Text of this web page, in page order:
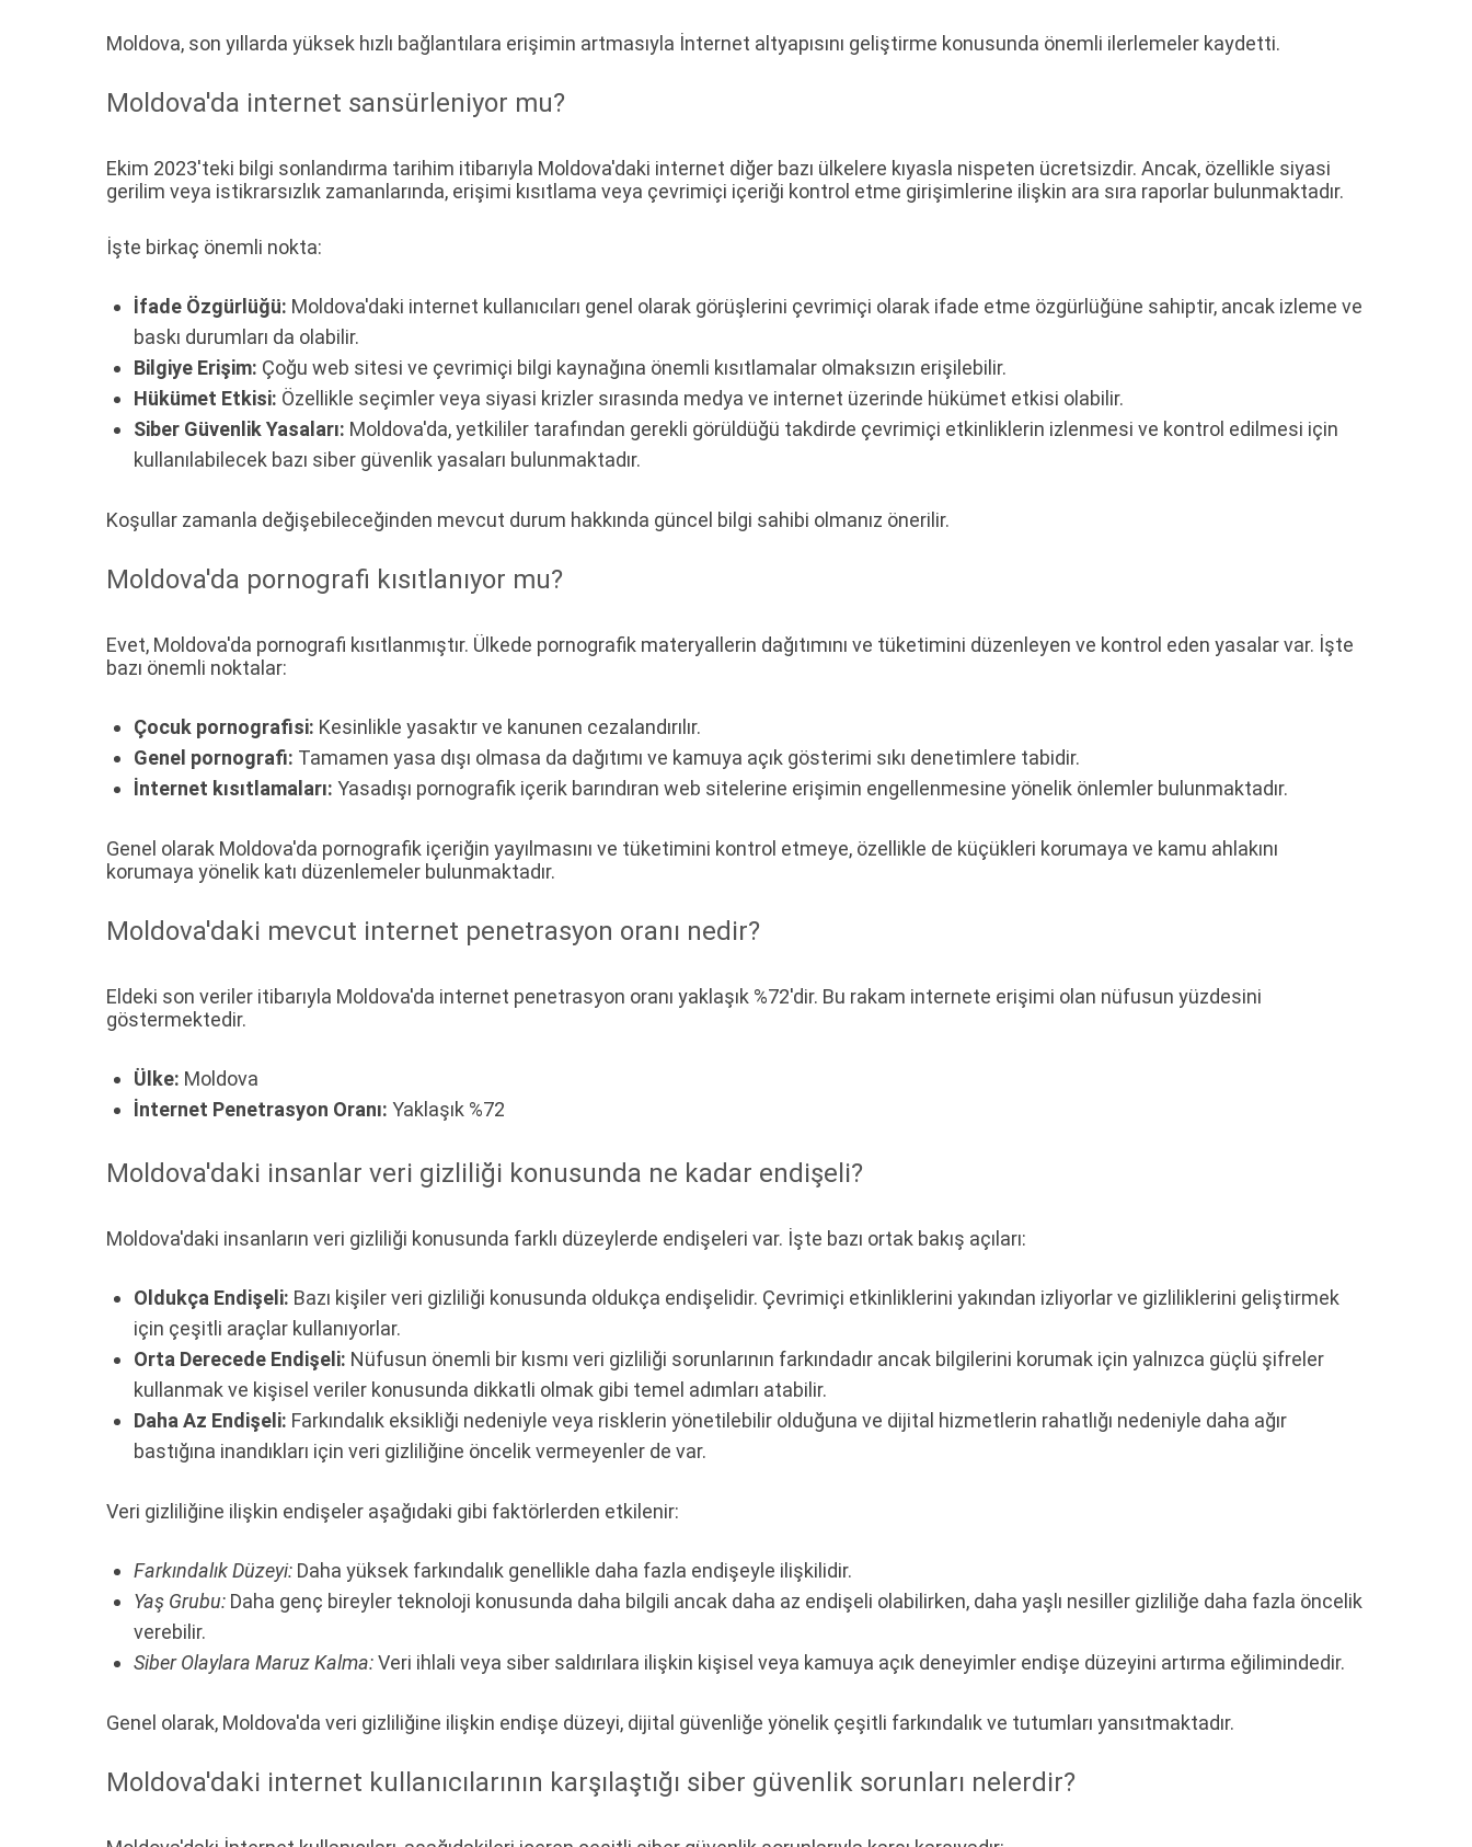
Moldova, son yıllarda yüksek hızlı bağlantılara erişimin artmasıyla İnternet altyapısını geliştirme konusunda önemli ilerlemeler kaydetti.
Moldova'da internet sansürleniyor mu?
Ekim 2023'teki bilgi sonlandırma tarihim itibarıyla Moldova'daki internet diğer bazı ülkelere kıyasla nispeten ücretsizdir. Ancak, özellikle siyasi
gerilim veya istikrarsızlık zamanlarında, erişimi kısıtlama veya çevrimiçi içeriği kontrol etme girişimlerine ilişkin ara sıra raporlar bulunmaktadır.
İşte birkaç önemli nokta:
İfade Özgürlüğü: Moldova'daki internet kullanıcıları genel olarak görüşlerini çevrimiçi olarak ifade etme özgürlüğüne sahiptir, ancak izleme ve
baskı durumları da olabilir.
Bilgiye Erişim: Çoğu web sitesi ve çevrimiçi bilgi kaynağına önemli kısıtlamalar olmaksızın erişilebilir.
Hükümet Etkisi: Özellikle seçimler veya siyasi krizler sırasında medya ve internet üzerinde hükümet etkisi olabilir.
Siber Güvenlik Yasaları: Moldova'da, yetkililer tarafından gerekli görüldüğü takdirde çevrimiçi etkinliklerin izlenmesi ve kontrol edilmesi için
kullanılabilecek bazı siber güvenlik yasaları bulunmaktadır.
Koşullar zamanla değişebileceğinden mevcut durum hakkında güncel bilgi sahibi olmanız önerilir.
Moldova'da pornografi kısıtlanıyor mu?
Evet, Moldova'da pornografi kısıtlanmıştır. Ülkede pornografik materyallerin dağıtımını ve tüketimini düzenleyen ve kontrol eden yasalar var. İşte
bazı önemli noktalar:
Çocuk pornografisi: Kesinlikle yasaktır ve kanunen cezalandırılır.
Genel pornografi: Tamamen yasa dışı olmasa da dağıtımı ve kamuya açık gösterimi sıkı denetimlere tabidir.
İnternet kısıtlamaları: Yasadışı pornografik içerik barındıran web sitelerine erişimin engellenmesine yönelik önlemler bulunmaktadır.
Genel olarak Moldova'da pornografik içeriğin yayılmasını ve tüketimini kontrol etmeye, özellikle de küçükleri korumaya ve kamu ahlakını
korumaya yönelik katı düzenlemeler bulunmaktadır.
Moldova'daki mevcut internet penetrasyon oranı nedir?
Eldeki son veriler itibarıyla Moldova'da internet penetrasyon oranı yaklaşık %72'dir. Bu rakam internete erişimi olan nüfusun yüzdesini
göstermektedir.
Ülke: Moldova
İnternet Penetrasyon Oranı: Yaklaşık %72
Moldova'daki insanlar veri gizliliği konusunda ne kadar endişeli?
Moldova'daki insanların veri gizliliği konusunda farklı düzeylerde endişeleri var. İşte bazı ortak bakış açıları:
Oldukça Endişeli: Bazı kişiler veri gizliliği konusunda oldukça endişelidir. Çevrimiçi etkinliklerini yakından izliyorlar ve gizliliklerini geliştirmek
için çeşitli araçlar kullanıyorlar.
Orta Derecede Endişeli: Nüfusun önemli bir kısmı veri gizliliği sorunlarının farkındadır ancak bilgilerini korumak için yalnızca güçlü şifreler
kullanmak ve kişisel veriler konusunda dikkatli olmak gibi temel adımları atabilir.
Daha Az Endişeli: Farkındalık eksikliği nedeniyle veya risklerin yönetilebilir olduğuna ve dijital hizmetlerin rahatlığı nedeniyle daha ağır
bastığına inandıkları için veri gizliliğine öncelik vermeyenler de var.
Veri gizliliğine ilişkin endişeler aşağıdaki gibi faktörlerden etkilenir:
Farkındalık Düzeyi: Daha yüksek farkındalık genellikle daha fazla endişeyle ilişkilidir.
Yaş Grubu: Daha genç bireyler teknoloji konusunda daha bilgili ancak daha az endişeli olabilirken, daha yaşlı nesiller gizliliğe daha fazla öncelik
verebilir.
Siber Olaylara Maruz Kalma:Veri ihlali veya siber saldırılara ilişkin kişisel veya kamuya açık deneyimler endişe düzeyini artırma eğilimindedir.
Genel olarak, Moldova'da veri gizliliğine ilişkin endişe düzeyi, dijital güvenliğe yönelik çeşitli farkındalık ve tutumları yansıtmaktadır.
Moldova'daki internet kullanıcılarının karşılaştığı siber güvenlik sorunları nelerdir?